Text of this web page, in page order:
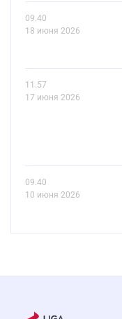
09.40
18 июня 2026
11.57
17 июня 2026
09.40
10 июня 2026